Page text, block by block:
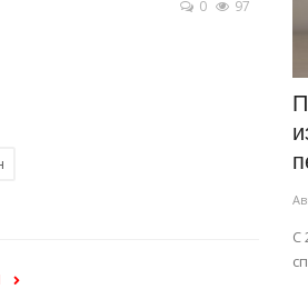
0 97